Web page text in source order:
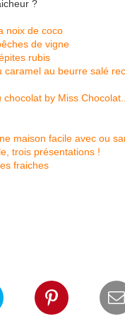
?
noix de coco
de vigne
rubis
caramel au beurre salé
chocolat by Miss
maison facile avec ou
trois présentations !
fraiches